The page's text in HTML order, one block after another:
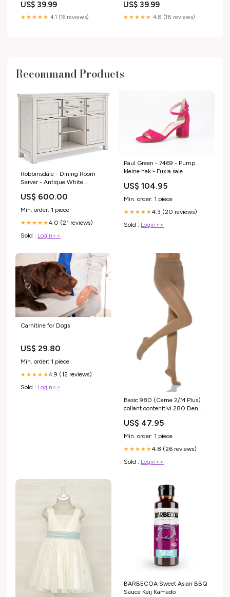
US$ 39.99
★★★★★ 4.1 (16 reviews)
US$ 39.99
★★★★★ 4.8 (18 reviews)
Recommand Products
Robbinsdale - Dining Room
Server - Antique White
US$ 600.00
Min. order: 1 piece
★★★★★4.0 (21 reviews)
Sold : Login>>
Paul Green - 7469 - Pump
kleine hak - Fuxia sale
US$ 104.95
Min. order: 1 piece
★★★★★4.3 (20 reviews)
Sold : Login>>
Carnitine for Dogs
US$ 29.80
Min. order: 1 piece
★★★★★4.9 (12 reviews)
Sold : Login>>
Basic 980 (Carne 2/M Plus)
collant contenitivi 280 Den
#Esci_ShopifyPayments
US$ 47.95
Min. order: 1 piece
★★★★★4.8 (26 reviews)
Sold : Login>>
BARBECOA Sweet Asian BBQ
Sauce Keij Kamado